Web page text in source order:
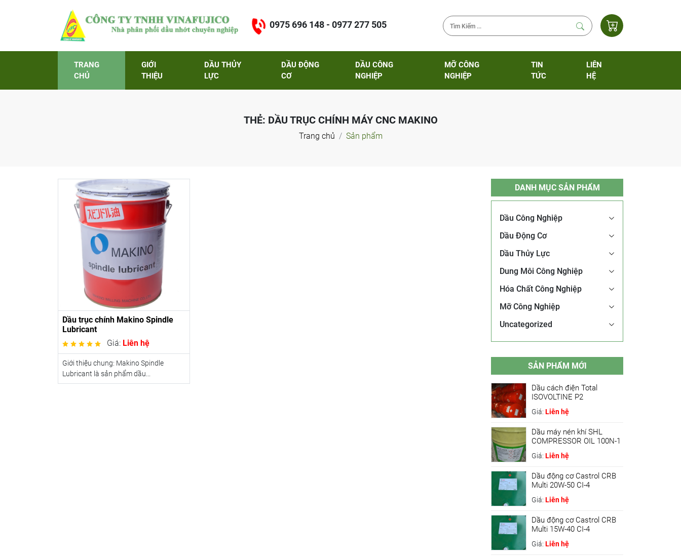
0975 696 148 - 0977 277 505
TRANG
CHỦ
GIỚI
THIỆU
DẦU THỦY
LỰC
DẦU ĐỘNG
CƠ
DẦU CÔNG
NGHIỆP
MỠ CÔNG
NGHIỆP
TIN
TỨC
LIÊN
HỆ
THẺ: DẦU TRỤC CHÍNH MÁY CNC MAKINO
Trang chủ Sản phẩm
Dầu trục chính Makino Spindle
Lubricant
Giá: Liên hệ
Giới thiệu chung: Makino Spindle
Lubricant là sản phẩm dầu...
DANH MỤC SẢN PHẨM
Dầu Công Nghiệp
Dầu Động Cơ
Dầu Thủy Lực
Dung Môi Công Nghiệp
Hóa Chất Công Nghiệp
Mỡ Công Nghiệp
Uncategorized
SẢN PHẨM MỚI
Dầu cách điện Total
ISOVOLTINE P2
Giá: Liên hệ
Dầu máy nén khí SHL
COMPRESSOR OIL 100N-1
Giá: Liên hệ
Dầu động cơ Castrol CRB
Multi 20W-50 CI-4
Giá: Liên hệ
Dầu động cơ Castrol CRB
Multi 15W-40 CI-4
Giá: Liên hệ